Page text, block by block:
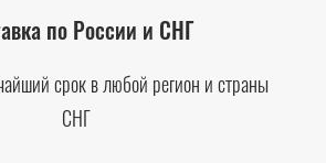
по России и СНГ
срок в любой регион и страны
СНГ